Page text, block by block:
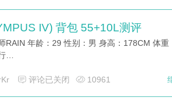
IV) 背包 55+10L测评
RAIN 年龄：29 性别：男 身高：178CM 体重
…
评论已关闭 10961